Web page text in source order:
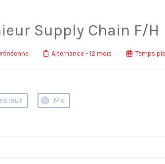
Supply Chain F/H
Alternance - 12 mois Temps
Mx